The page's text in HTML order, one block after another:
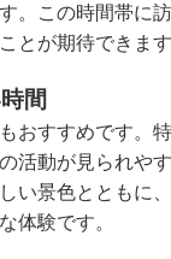
。この時間帯に
とが期待できます
間
おすすめです。
活動が見られや
い景色とともに
体験です。